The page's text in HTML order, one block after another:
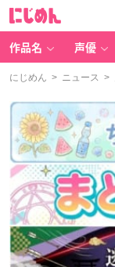
作品名 声優
にじめん > ニュース >